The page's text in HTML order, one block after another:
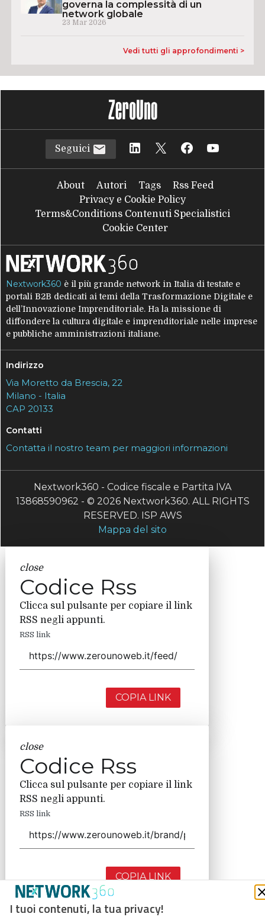
governa la complessità di un
network globale
23 Mar 2026
Vedi tutti gli approfondimenti >
I tuoi contenuti, la tua privacy!
Seguici
About Autori Tags
Rss Feed
Privacy e Cookie Policy
Terms&Conditions Contenuti Specialistici
Cookie Center
Nextwork360 è il più grande network in Italia di testate e
portali B2B dedicati ai temi della Trasformazione Digitale e
dell’Innovazione Imprenditoriale. Ha la missione di
diffondere la cultura digitale e imprenditoriale nelle imprese
e pubbliche amministrazioni italiane.
Indirizzo
Via Moretto da Brescia, 22
Milano - Italia
CAP 20133
Contatti
Contatta il nostro team per maggiori informazioni
Nextwork360 - Codice fiscale e Partita IVA
13868590962 - © 2026 Nextwork360. ALL RIGHTS
RESERVED. ISP AWS
Mappa del sito
close
Codice Rss
Clicca sul pulsante per copiare il link
RSS negli appunti.
RSS link
COPIA LINK
close
Codice Rss
Clicca sul pulsante per copiare il link
RSS negli appunti.
RSS link
COPIA LINK